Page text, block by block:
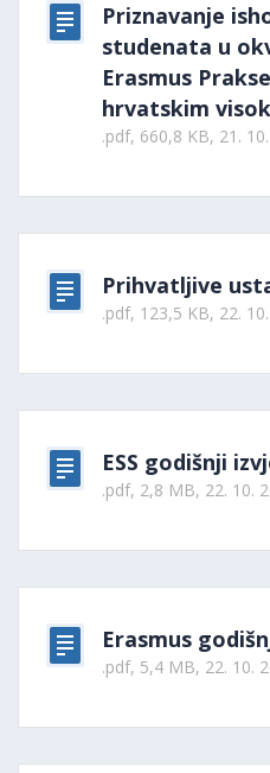
Priznavanje
studenata u
Erasmus
hrvatskim
.pdf, 660,8 KB, 21.
Prihvatljive
.pdf, 123,5 KB, 22.
ESS godišnji
.pdf, 2,8 MB, 22. 10.
Erasmus
.pdf, 5,4 MB, 22. 10.